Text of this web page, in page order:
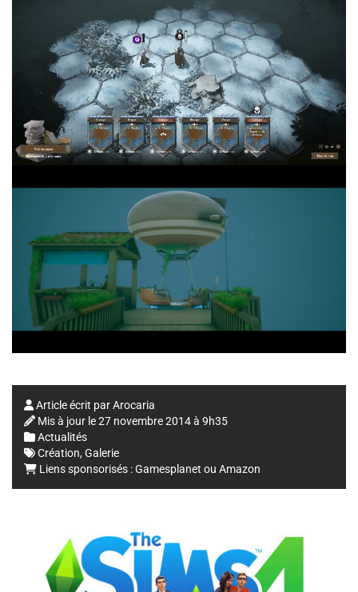
Article écrit parArocaria
Mis à jour le27 novembre 2014 à 9h35
Actualités
Création, Galerie
Liens sponsorisés :Gamesplanet ou Amazon